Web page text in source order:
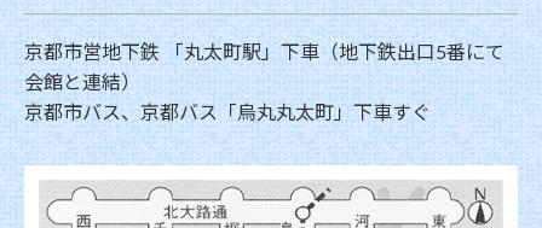
京都市営地下鉄 「丸太町駅」下車（地下鉄出口5番にて
会館と連結）
京都市バス、京都バス「烏丸丸太町」下車すぐ